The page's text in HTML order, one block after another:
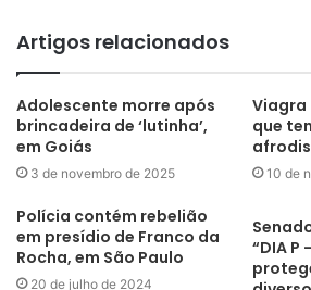
Artigos relacionados
Adolescente morre após
brincadeira de ‘lutinha’,
em Goiás
3 de novembro de 2025
Viagra
que
10 de
Polícia contém rebelião
em presídio de Franco da
Rocha, em São Paulo
20 de julho de 2024
“DIA P